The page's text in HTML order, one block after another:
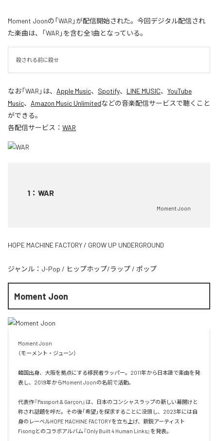
Moment Joonの「WAR」が配信開始された。今回デジタル配信され
た楽曲は、「WAR」を含む全1曲となっている。
殺される前に殺せ
なお「WAR 」は、 Apple Music、 Spotify、 LINE MUSIC、 YouTube
Music、 Amazon Music Unlimitedなどの音楽配信サービスで聴くこと
ができる。
各配信サービス： WAR
1 ： WAR
Moment Joon
HOPE MACHINE FACTORY / GROW UP UNDERGROUND
ジャンル： J-Pop / ヒップホップ/ラップ / ポップ
Moment Joon
Moment Joon
（モーメント・ジューン）
韓国出身、大阪を拠点にする移民者ラッパー。2011年から日本語で楽曲を発
表し、2019年からMoment Joonの名前で活動。
代表作『Passport & Garçon』は、日本のコンシャスラップの新しい幕開けと
称され話題を呼だ。その後「希望」を探求することに没頭し、2023年には自
身のレーベルHOPE MACHINE FACTORYを立ち上げ、新鋭アーティスト
Fisongとのコラボアルバム『Only Built 4 Human Links』を発表。